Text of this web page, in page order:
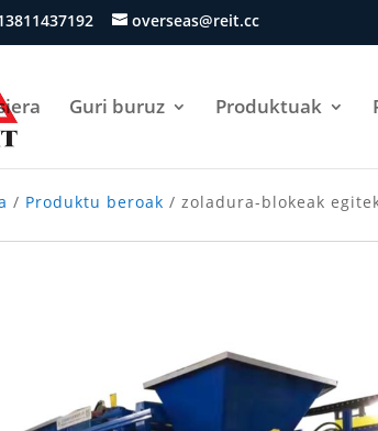
overseas@reit.cc
Guri buruz Produktuak
/ Produktu beroak / zoladura-blokeak